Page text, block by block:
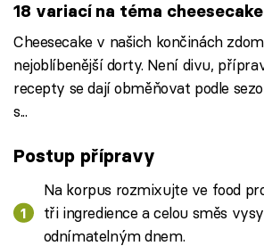
18 variací na téma cheesecake
Cheesecake v našich končinách
nejoblíbenější dorty. Není divu,
recepty se dají obměňovat podle
s...
Postup přípravy
Na korpus rozmixujte ve food
tři ingredience a celou směs
odnímatelným dnem.